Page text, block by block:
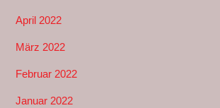
April 2022
März 2022
Februar 2022
Januar 2022